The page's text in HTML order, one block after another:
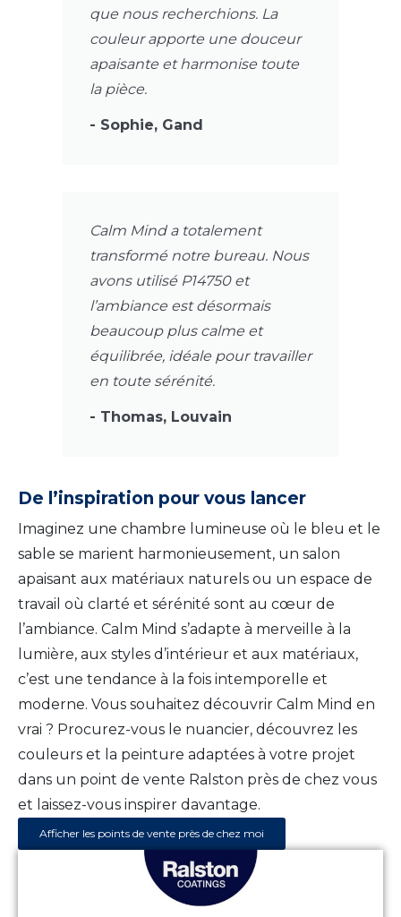
que nous recherchions. La
couleur apporte une douceur
apaisante et harmonise toute
la pièce.
- Sophie, Gand
Calm Mind a totalement
transformé notre bureau. Nous
avons utilisé P14750 et
l’ambiance est désormais
beaucoup plus calme et
équilibrée, idéale pour travailler
en toute sérénité.
- Thomas, Louvain
De l’inspiration pour vous lancer
Imaginez une chambre lumineuse où le bleu et le
sable se marient harmonieusement, un salon
apaisant aux matériaux naturels ou un espace de
travail où clarté et sérénité sont au cœur de
l’ambiance. Calm Mind s’adapte à merveille à la
lumière, aux styles d’intérieur et aux matériaux,
c’est une tendance à la fois intemporelle et
moderne. Vous souhaitez découvrir Calm Mind en
vrai ? Procurez-vous le nuancier, découvrez les
couleurs et la peinture adaptées à votre projet
dans un point de vente Ralston près de chez vous
et laissez-vous inspirer davantage.
Afficher les points de vente près de chez moi